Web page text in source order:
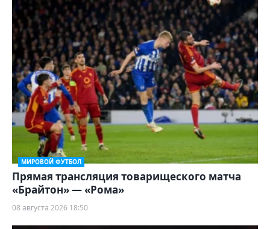
МИРОВОЙ ФУТБОЛ
Прямая трансляция товарищеского матча
«Брайтон» — «Рома»
08 августа 2026 18:50